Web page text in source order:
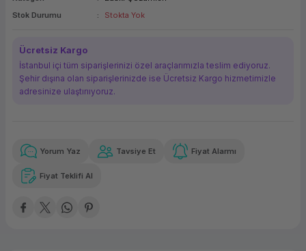
Stok Durumu
Stokta Yok
Ücretsiz Kargo
İstanbul içi tüm siparişlerinizi özel araçlarımızla teslim ediyoruz.
Şehir dışına olan siparişlerinizde ise Ücretsiz Kargo hizmetimizle
adresinize ulaştırııyoruz.
Güvenilir Alışveriş
Kolay iade imkanı
1.244,63 TL
Yorum Yaz Tavsiye Et Fiyat Alarmı
Fiyat Teklifi Al